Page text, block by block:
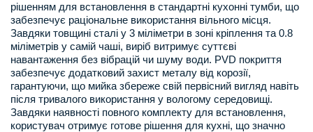
рішенням для встановлення в стандартні кухонні тумби, що
забезпечує раціональне використання вільного місця.
Завдяки товщині сталі у 3 міліметри в зоні кріплення та 0.8
міліметрів у самій чаші, виріб витримує суттєві
навантаження без вібрацій чи шуму води. PVD покриття
забезпечує додатковий захист металу від корозії,
гарантуючи, що мийка збереже свій первісний вигляд навіть
після тривалого використання у вологому середовищі.
Завдяки наявності повного комплекту для встановлення,
користувач отримує готове рішення для кухні, що значно